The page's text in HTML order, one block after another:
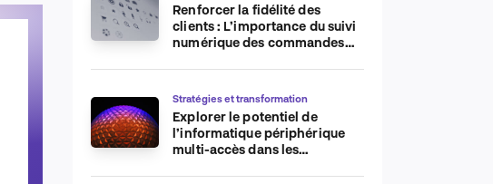
Renforcer la fidélité des
clients : L’importance du suivi
numérique des commandes
commerce électronique
Stratégies et transformation
Explorer le potentiel de
l’informatique périphérique
multi-accès dans les